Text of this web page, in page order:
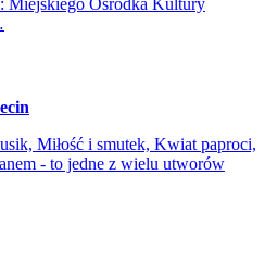
Miłość i smutek, Kwiat paproci,
- to jedne z wielu utworów